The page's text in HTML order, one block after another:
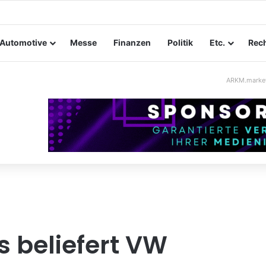
Automotive Messe Finanzen Politik Etc.
beliefert VW